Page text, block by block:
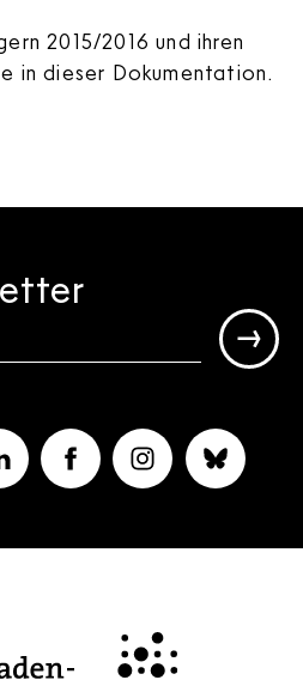
2015/2016 und ihren
in dieser Dokumentation.